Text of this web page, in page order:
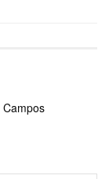
Campos